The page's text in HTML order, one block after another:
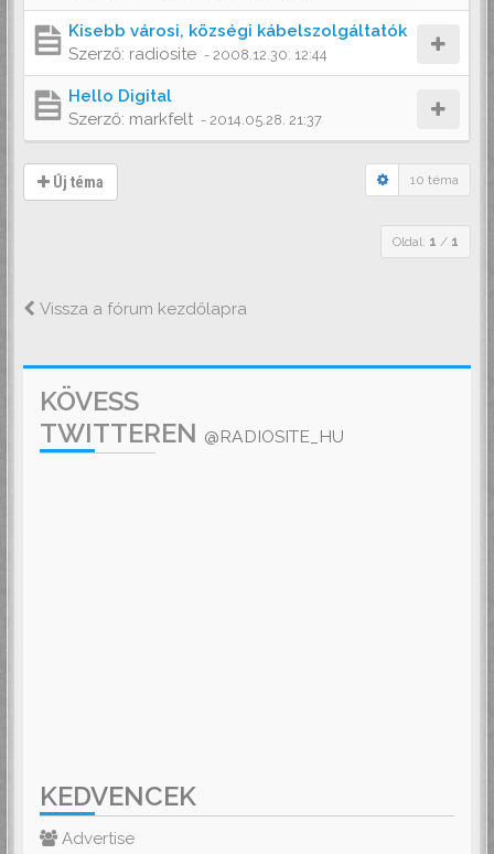
Kisebb városi, községi kábelszolgáltatók
Szerző: radiosite - 2008.12.30. 12:44
Hello Digital
Szerző: markfelt - 2014.05.28. 21:37
Új téma 10 téma
Oldal: 1 / 1
Vissza a fórum kezdőlapra
KÖVESS
TWITTEREN @RADIOSITE_HU
KEDVENCEK
Advertise